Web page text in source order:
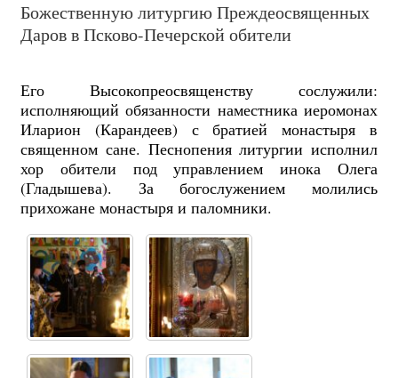
Божественную литургию Преждеосвященных
Даров в Псково-Печерской обители
Его Высокопреосвященству сослужили:
исполняющий обязанности наместника иеромонах
Иларион (Карандеев) с братией монастыря в
священном сане. Песнопения литургии исполнил
хор обители под управлением инока Олега
(Гладышева). За богослужением молились
прихожане монастыря и паломники.